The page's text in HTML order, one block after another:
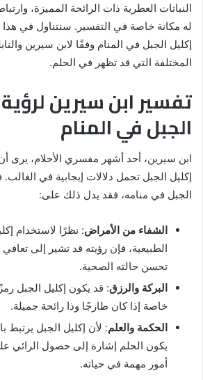
النباتات العطرية ذات الرائحة المميزة،
له مكانة خاصة في التفسير. سنتناول في هذا
إكليل الجبل في المنام وفقًا لابن سيرين
المختلفة التي قد تظهر في الحلم.
تفسير ابن سيرين
الجبل في المنام
ابن سيرين، أحد أشهر مفسري الأحلام، يرى أن
إكليل الجبل تحمل دلالات إيجابية في
الجبل في منامه، فقد يدل ذلك على:
الشفاء من الأمراض: نظرًا لاستخدام
الطبيعية، فإن رؤيته قد تشير إلى
تحسن حالته الصحية.
البركة والرزق: قد يكون إكليل الجبل
خاصة إذا كان طازجًا وذا رائحة جميلة.
الحكمة والعلم: لأن إكليل الجبل يرتبط
يكون الحلم إشارة إلى حصول الرائي
أمور مهمة في حياته.